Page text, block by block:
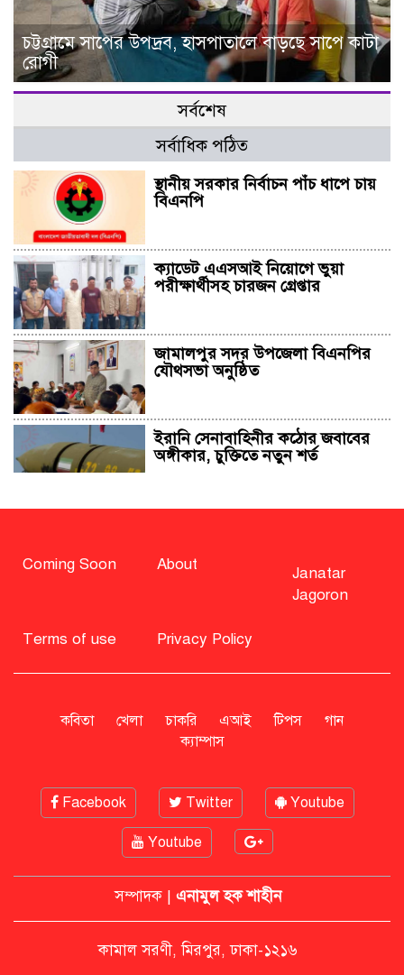
চট্টগ্রামে সাপের উপদ্রব, হাসপাতালে বাড়ছে সাপে কাটা
রোগী
সর্বশেষ
সর্বাধিক পঠিত
স্থানীয় সরকার নির্বাচন পাঁচ ধাপে চায়
বিএনপি
ক্যাডেট এএসআই নিয়োগে ভুয়া
পরীক্ষার্থীসহ চারজন গ্রেপ্তার
জামালপুর সদর উপজেলা বিএনপির
যৌথসভা অনুষ্ঠিত
ইরানি সেনাবাহিনীর কঠোর জবাবের
অঙ্গীকার, চুক্তিতে নতুন শর্ত
বিএনপি নিয়ে জামায়াতের মন্তব্যে
এনসিপি
সাহাবুদ্দিন
মশার কয়েল জ্বালাতে বিস্ফোরণে দগ্ধ
পোশাকশ্রমিক দম্পতি
নিট প্রশ্নফাঁস নিয়ে নীরবতা ভাঙলেন
মোদি, আন্দোলন অব্যাহত ভারতে
Coming Soon About
Janatar
Jagoron
Terms of use Privacy Policy
কবিতা খেলা চাকরি এআই টিপস
গান
ক্যাম্পাস
Facebook Twitter Youtube
Youtube
সম্পাদক | এনামুল হক শাহীন
কামাল সরণী, মিরপুর, ঢাকা-১২১৬